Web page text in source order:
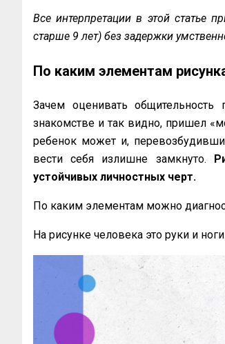
Все интерпретации в этой статье
старше 9 лет) без задержки
По каким элементам
Зачем оценивать общительность
знакомстве и так видно, пришел
ребенок может и,
вести себя излишне замкнуто.
устойчивых личностных черт.
По каким элементам можно
На рисунке человека это руки и